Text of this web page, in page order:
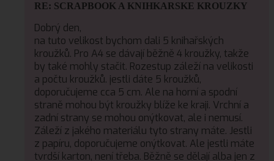
RE: SCRAPBOOK A KNIHKARSKE KROUZKY
Dobrý den,
na tuto velikost bychom dali 5 knihařských
kroužků. Pro A4 se dávají běžně 4 kroužky, takže
by také mohly stačit. Rozestup záleží na velikosti
a počtu kroužků. jestli dáte 5 kroužků,
doporučujeme cca 5 cm. Ale na horní a spodní
straně mohou být kroužky blíže ke kraji. Vrchní a
zadní strany se mohou onýtkovat, ale i nemusí.
Záleží z jakého materiálu tyto strany máte. Jestli
z papíru, doporučujeme onýtkovat. Ale jestli máte
tvrdší karton, není třeba. Běžně se dělají alba jen z